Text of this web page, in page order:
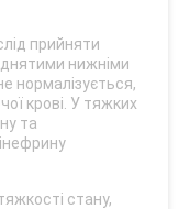
прийняти
нижніми
нормалізується,
крові. У тяжких
та
стану,